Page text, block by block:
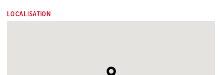
LOCALISATION